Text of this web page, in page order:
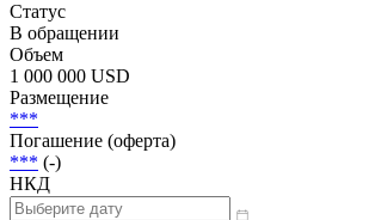
Статус
В обращении
Объем
1 000 000 USD
Размещение
***
Погашение (оферта)
*** (-)
НКД